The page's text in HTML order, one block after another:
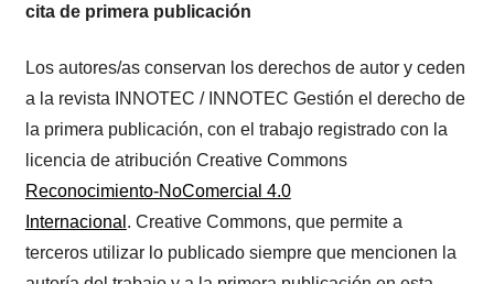
cita de primera publicación
Los autores/as conservan los derechos de autor y ceden
a la revista INNOTEC / INNOTEC Gestión el derecho de
la primera publicación, con el trabajo registrado con la
licencia de atribución Creative Commons
Reconocimiento-NoComercial 4.0
Internacional . Creative Commons, que permite a
terceros utilizar lo publicado siempre que mencionen la